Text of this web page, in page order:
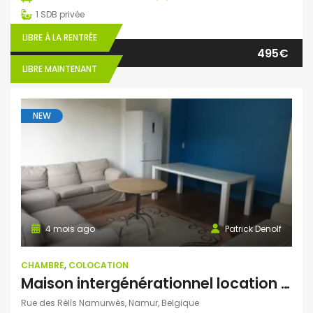
1 SDB privée
LIBRE À LA RENTRÉE
LIBRE MAINTENANT
495€
NEW
Patrick Denolf
4 mois ago
CHAMBRE, COLOCATION
Maison intergénérationnel location chambre collocation
Rue des Rèlîs Namurwès, Namur, Belgique